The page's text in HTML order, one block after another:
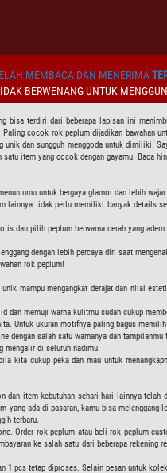
MEMBACA DAN MENERIMA
BERWENANG UNTUK
terdiri dari beberapa lapisan ini
cocok rok peplum dijadikan bawahan
dan sungguh menggoda untuk dimiliki.
item yang cocok dengan gayamu. Baca
untuk bergaya glamor dan lebih
tidak perlu memiliki banyak details
dan pilih peplum berwarna cerah yang
dengan lebih percaya diri saat
rok peplum!
mampu mengangkat derajat dan nilai
dan memuji warna kulitmu sudah cukup
Untuk ukuran motifnya paling bagus
dengan salah satu warnanya dan tampilanmu
mengalir di seluruh nadimu.
kita cukup peka dan mau untuk
item kebutuhan sehari-hari lainnya telah
ada di pasaran, kamu bisa melenggang
terbaru.
Order rok peplum atau beli rok peplum
ke salah satu dari beberapa
pcs tetap diproses. Selain pesan untuk